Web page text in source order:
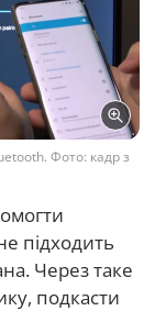
Фото: кадр з
підходить
Через таке
подкасти